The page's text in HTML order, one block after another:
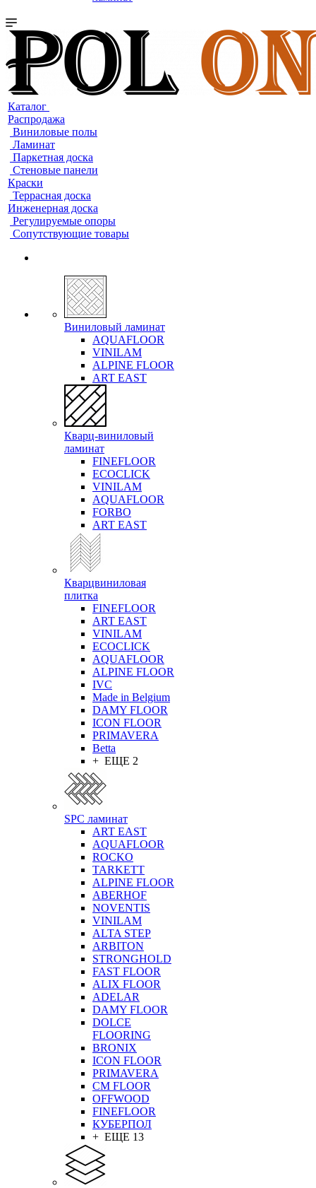
Каталог
Распродажа
Виниловые полы
Ламинат
Паркетная доска
Стеновые панели
Краски
Террасная доска
Инженерная доска
Регулируемые опоры
Сопутствующие товары
Виниловый ламинат
AQUAFLOOR
VINILAM
ALPINE FLOOR
ART EAST
Кварц-виниловый
ламинат
FINEFLOOR
ECOCLICK
VINILAM
AQUAFLOOR
FORBO
ART EAST
Кварцвиниловая
плитка
FINEFLOOR
ART EAST
VINILAM
ECOCLICK
AQUAFLOOR
ALPINE FLOOR
IVC
Made in Belgium
DAMY FLOOR
ICON FLOOR
PRIMAVERA
Betta
+ ЕЩЕ 2
SPC ламинат
ART EAST
AQUAFLOOR
ROCKO
TARKETT
ALPINE FLOOR
ABERHOF
NOVENTIS
VINILAM
ALTA STEP
ARBITON
STRONGHOLD
FAST FLOOR
ALIX FLOOR
ADELAR
DAMY FLOOR
DOLCE
FLOORING
BRONIX
ICON FLOOR
PRIMAVERA
CM FLOOR
OFFWOOD
FINEFLOOR
КУБЕРПОЛ
+ ЕЩЕ 13